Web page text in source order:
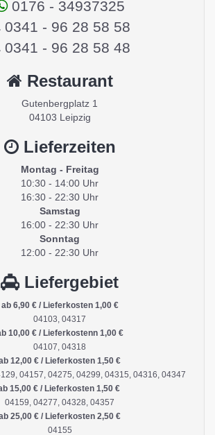
0176 - 34937325
0341 - 96 28 58 58
0341 - 96 28 58 48
Restaurant
Gutenbergplatz 1
04103 Leipzig
Lieferzeiten
Montag - Freitag
10:30 - 14:00 Uhr
16:30 - 22:30 Uhr
Samstag
16:00 - 22:30 Uhr
Sonntag
12:00 - 22:30 Uhr
Liefergebiet
ab 6,90 € / Lieferkosten 1,00 €
04103, 04317
10,00 € / Lieferkostenn 1,00 €
04107, 04318
12,00 € / Lieferkosten 1,50 €
04157, 04275, 04299, 04315, 04316, 04347
15,00 € / Lieferkosten 1,50 €
04159, 04277, 04328, 04357
25,00 € / Lieferkosten 2,50 €
04155